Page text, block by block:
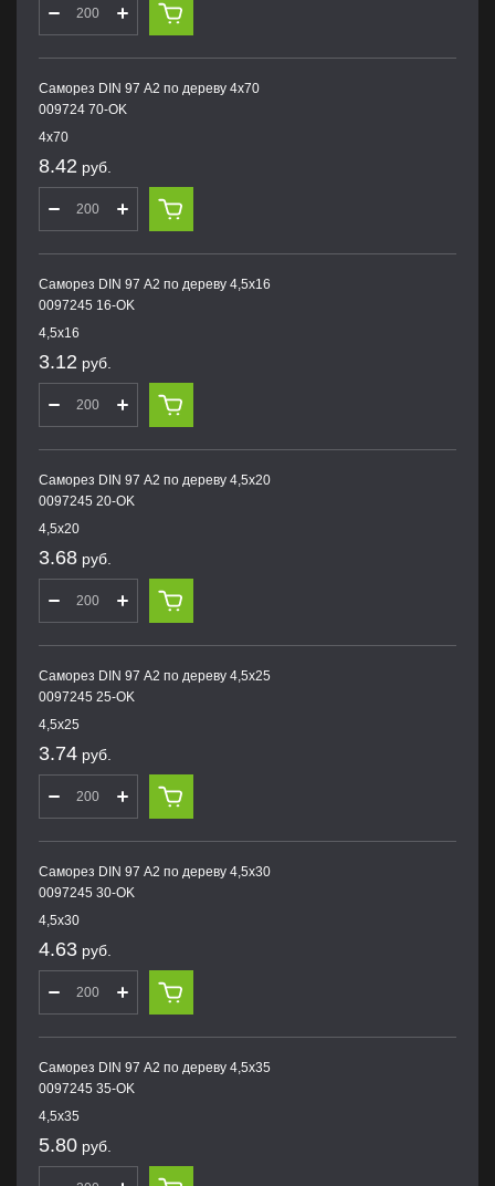
Саморез DIN 97 А2 по дереву 4х70
009724 70-OK
4х70
8.42 руб.
Саморез DIN 97 А2 по дереву 4,5х16
0097245 16-OK
4,5х16
3.12 руб.
Саморез DIN 97 А2 по дереву 4,5х20
0097245 20-OK
4,5х20
3.68 руб.
Саморез DIN 97 А2 по дереву 4,5х25
0097245 25-OK
4,5х25
3.74 руб.
Саморез DIN 97 А2 по дереву 4,5х30
0097245 30-OK
4,5х30
4.63 руб.
Саморез DIN 97 А2 по дереву 4,5х35
0097245 35-OK
4,5х35
5.80 руб.